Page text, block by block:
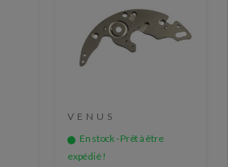
VENUS
En stock - Prêt à être
expédié !